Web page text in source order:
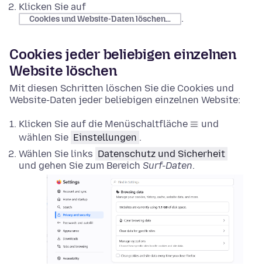
Klicken Sie auf
Cookies und Website-Daten löschen… .
Cookies jeder beliebigen einzelnen
Website löschen
Mit diesen Schritten löschen Sie die Cookies und
Website-Daten jeder beliebigen einzelnen Website:
Klicken Sie auf die Menüschaltfläche
und
wählen Sie Einstellungen .
Wählen Sie links Datenschutz und Sicherheit
und gehen Sie zum Bereich Surf-Daten.